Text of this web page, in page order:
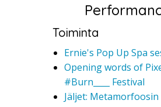
Toiminta
Ernie's Pop Up Spa
Opening words of
#Burn____ Festival
Jäljet: Metamorfoosin